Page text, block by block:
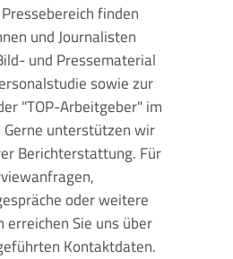
finden
und Journalisten
und Pressematerial
sowie zur
"TOP-Arbeitgeber" im
Gerne unterstützen wir
Berichterstattung. Für
oder weitere
Sie uns über
Kontaktdaten.